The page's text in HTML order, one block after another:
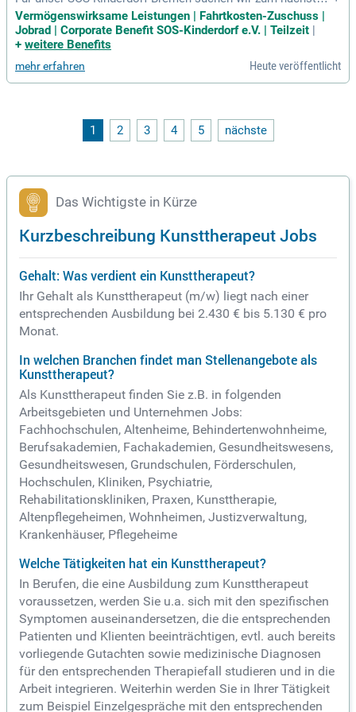
öglichen Zeitpunkt eine; Kunsttherapeutin (m/w/d) / Heilpäd
agogin (m/w/d) in der stationären Erziehungshilfe; in Teilzei
t (22,5 Std.
Vermögenswirksame Leistungen | Fahrtkosten-Zuschuss |
Jobrad | Corporate Benefit SOS-Kinderdorf e.V. | Teilzeit |
+ weitere Benefits
mehr erfahren Heute veröffentlicht
1 2 3 4 5 nächste
Das Wichtigste in Kürze
Kurzbeschreibung Kunsttherapeut Jobs
Gehalt: Was verdient ein Kunsttherapeut?
Ihr Gehalt als Kunsttherapeut (m/w) liegt nach einer
entsprechenden Ausbildung bei 2.430 € bis 5.130 € pro
Monat.
In welchen Branchen findet man Stellenangebote als
Kunsttherapeut?
Als Kunsttherapeut finden Sie z.B. in folgenden
Arbeitsgebieten und Unternehmen Jobs:
Fachhochschulen, Altenheime, Behindertenwohnheime,
Berufsakademien, Fachakademien, Gesundheitswesens,
Gesundheitswesen, Grundschulen, Förderschulen,
Hochschulen, Kliniken, Psychiatrie,
Rehabilitationskliniken, Praxen, Kunsttherapie,
Altenpflegeheimen, Wohnheimen, Justizverwaltung,
Krankenhäuser, Pflegeheime
Welche Tätigkeiten hat ein Kunsttherapeut?
In Berufen, die eine Ausbildung zum Kunsttherapeut
voraussetzen, werden Sie u.a. sich mit den spezifischen
Symptomen auseinandersetzen, die die entsprechenden
Patienten und Klienten beeinträchtigen, evtl. auch bereits
vorliegende Gutachten sowie medizinische Diagnosen
für den entsprechenden Therapiefall studieren und in die
Arbeit integrieren. Weiterhin werden Sie in Ihrer Tätigkeit
zum Beispiel Einzelgespräche mit den entsprechenden